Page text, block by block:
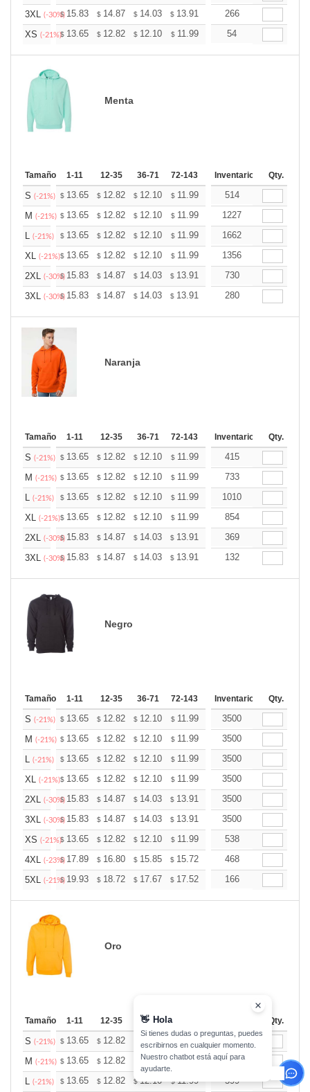
3XL (-30%)
$ 15.83 $ 14.87 $ 14.03 $ 13.91 13.67
266
XS (-21%)$ 13.65 $ 12.82 $ 12.10 $ 11.99 11.79
54
Menta
Tamaño 1-11 12-35 36-71 72-143 144-287 288 +
Inventario Qty.
S (-21%) $ 13.65 $ 12.82 $ 12.10 $ 11.99 11.79
514
M (-21%) $ 13.65 $ 12.82 $ 12.10 $ 11.99 11.79
1227
L (-21%) $ 13.65 $ 12.82 $ 12.10 $ 11.99 11.79
1662
XL (-21%)$ 13.65 $ 12.82 $ 12.10 $ 11.99 11.79
1356
2XL (-30%)
$ 15.83 $ 14.87 $ 14.03 $ 13.91 13.67
730
3XL (-30%)
$ 15.83 $ 14.87 $ 14.03 $ 13.91 13.67
280
Naranja
Tamaño 1-11 12-35 36-71 72-143 144-287 288 +
Inventario Qty.
S (-21%) $ 13.65 $ 12.82 $ 12.10 $ 11.99 11.79
415
M (-21%) $ 13.65 $ 12.82 $ 12.10 $ 11.99 11.79
733
L (-21%) $ 13.65 $ 12.82 $ 12.10 $ 11.99 11.79
1010
XL (-21%)$ 13.65 $ 12.82 $ 12.10 $ 11.99 11.79
854
2XL (-30%)
$ 15.83 $ 14.87 $ 14.03 $ 13.91 13.67
369
3XL (-30%)
$ 15.83 $ 14.87 $ 14.03 $ 13.91 13.67
132
Negro
Tamaño 1-11 12-35 36-71 72-143 144-287 288 +
Inventario Qty.
S (-21%) $ 13.65 $ 12.82 $ 12.10 $ 11.99 11.79
3500
M (-21%) $ 13.65 $ 12.82 $ 12.10 $ 11.99 11.79
3500
L (-21%) $ 13.65 $ 12.82 $ 12.10 $ 11.99 11.79
3500
XL (-21%)$ 13.65 $ 12.82 $ 12.10 $ 11.99 11.79
3500
2XL (-30%)
$ 15.83 $ 14.87 $ 14.03 $ 13.91 13.67
3500
3XL (-30%)
$ 15.83 $ 14.87 $ 14.03 $ 13.91 13.67
3500
XS (-21%)$ 13.65 $ 12.82 $ 12.10 $ 11.99 11.79
538
4XL (-23%)
$ 17.89 $ 16.80 $ 15.85 $ 15.72 15.45
468
5XL (-21%)
$ 19.93 $ 18.72 $ 17.67 $ 17.52 17.21
166
Oro
Tamaño 1-11 12-35 36-71 72-143 Qty.
S (-21%) $ 13.65 $ 12.82 12.10 $ 11.79199
M (-21%) $ 13.65 $ 12.82 12.10 $11.99 $11.79 +
445
L (-21%) $ 13.65 $ 12.82 $12.10 $11.99 $11.79 $11.68 +
599
👋 Hola
Si tienes dudas o preguntas, puedes
escribirnos en cualquier momento.
Nuestro chatbot está aquí para
ayudarte.